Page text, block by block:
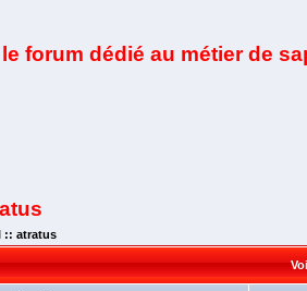
forum dédié au métier de
:: atratus